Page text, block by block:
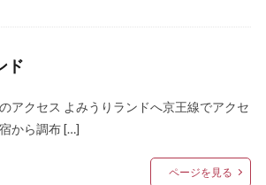
ド
アクセス よみうりランドへ京王線でアクセ
から調布 […]
ページを見る